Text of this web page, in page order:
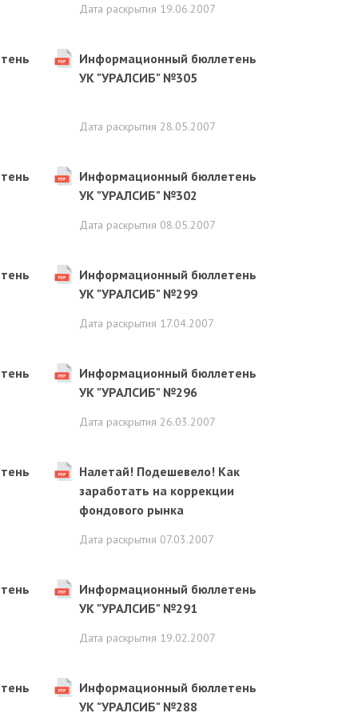
Дата раскрытия 19.06.2007
Информационный бюллетень
УК "УРАЛСИБ" №305
Дата раскрытия 28.05.2007
Информационный бюллетень
УК "УРАЛСИБ" №302
Дата раскрытия 08.05.2007
Информационный бюллетень
УК "УРАЛСИБ" №299
Дата раскрытия 17.04.2007
Информационный бюллетень
УК "УРАЛСИБ" №296
Дата раскрытия 26.03.2007
Налетай! Подешевело! Как
заработать на коррекции
фондового рынка
Дата раскрытия 07.03.2007
Информационный бюллетень
УК "УРАЛСИБ" №291
Дата раскрытия 19.02.2007
Информационный бюллетень
УК "УРАЛСИБ" №288